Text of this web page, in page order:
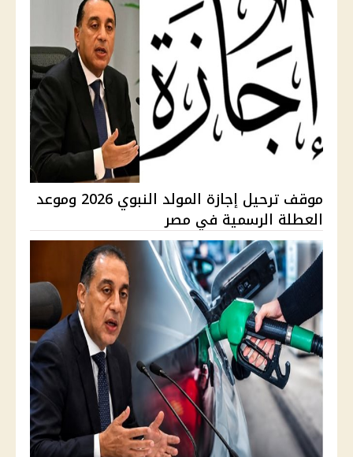
موقف ترحيل إجازة المولد النبوي 2026 وموعد
العطلة الرسمية في مصر